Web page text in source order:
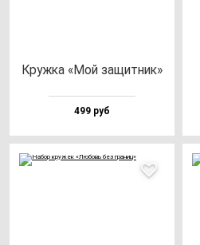
Круж­ка «Мой за­щит­ник»
499 руб